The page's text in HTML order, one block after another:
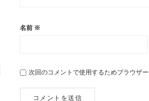
名前 ※
次回のコメントで使用するためブラウザ